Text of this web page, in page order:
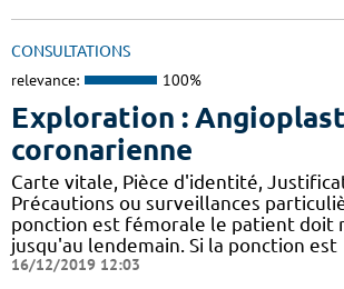
CONSULTATIONS
relevance: 100%
Exploration :
coronarienne
Carte vitale, Pièce d'identité,
Précautions ou surveillances
ponction est fémorale le patient doit
jusqu'au lendemain. Si la ponction est
16/12/2019 12:03